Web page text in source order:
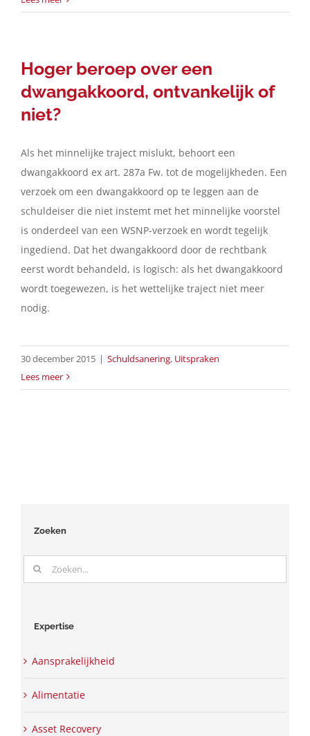
Hoger beroep over een
dwangakkoord, ontvankelijk of
niet?
Als het minnelijke traject mislukt, behoort een
dwangakkoord ex art. 287a Fw. tot de mogelijkheden. Een
verzoek om een dwangakkoord op te leggen aan de
schuldeiser die niet instemt met het minnelijke voorstel
is onderdeel van een WSNP-verzoek en wordt tegelijk
ingediend. Dat het dwangakkoord door de rechtbank
eerst wordt behandeld, is logisch: als het dwangakkoord
wordt toegewezen, is het wettelijke traject niet meer
nodig.
30 december 2015 | Schuldsanering, Uitspraken
Lees meer
Zoeken
Zoeken
naar:
Expertise
Aansprakelijkheid
Alimentatie
Asset Recovery